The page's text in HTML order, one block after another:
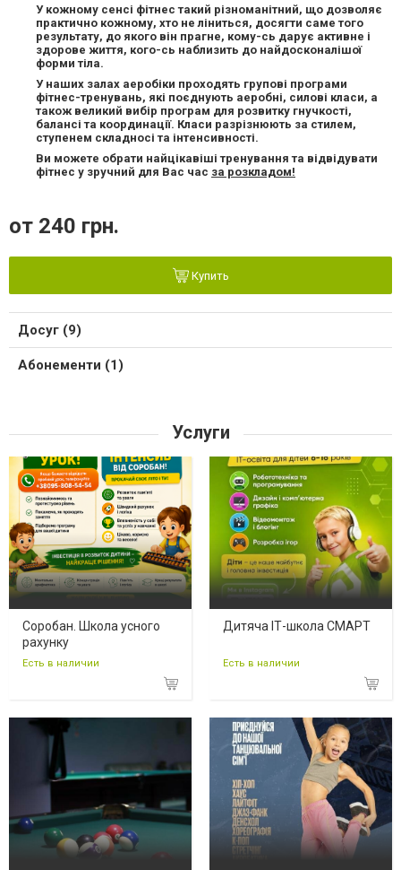
У кожному сенсі фітнес такий різноманітний, що дозволяє
практично кожному, хто не ліниться, досягти саме того
результату, до якого він прагне, кому-сь дарує активне і
здорове життя, кого-сь наблизить до найдосконалішої
форми тіла.
У наших залах аеробіки проходять групові програми
фітнес-тренувань, які поєднують аеробні, силові класи, а
також великий вибір програм для розвитку гнучкості,
балансі та координації. Класи разрізнюють за стилем,
ступенем складносі та інтенсивності.
Ви можете обрати найцікавіші тренування та відвідувати
фітнес у зручний для Вас час за розкладом!
от 240 грн.
Купить
Досуг (9)
Абонементи (1)
Услуги
Соробан. Школа усного
рахунку
Есть в наличии
Дитяча ІТ-школа СМАРТ
Есть в наличии